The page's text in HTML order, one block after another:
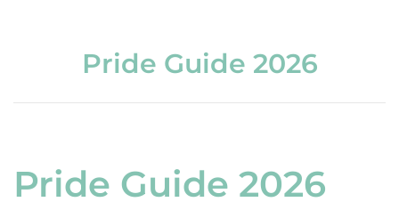
Pride Guide 2026
Pride Guide 2026